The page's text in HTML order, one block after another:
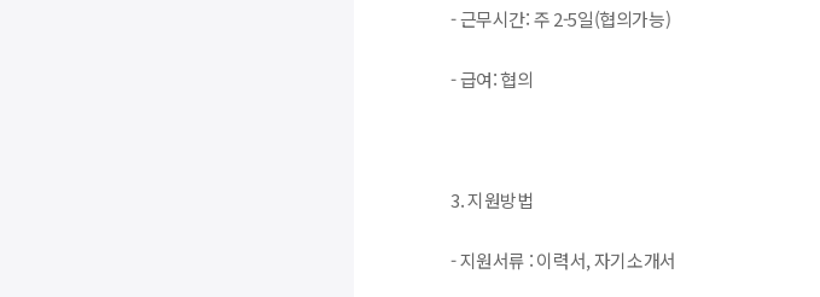
- 근무시간: 주 2-5일(협의가능)
- 급여: 협의
3. 지원방법
- 지원서류 : 이력서, 자기소개서